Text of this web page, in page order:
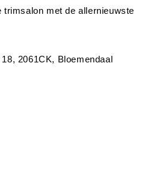
trimsalon met de allernieuwste
2061CK, Bloemendaal